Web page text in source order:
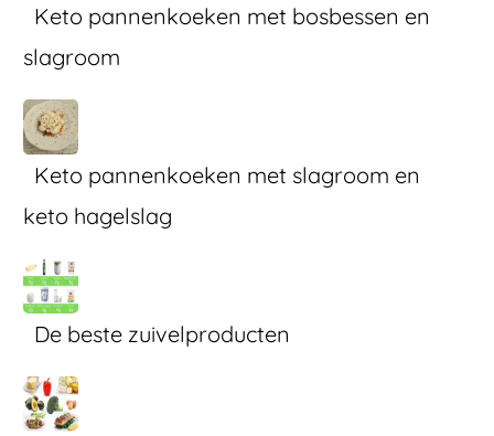
Keto pannenkoeken met bosbessen en
slagroom
Keto pannenkoeken met slagroom en
keto hagelslag
De beste zuivelproducten